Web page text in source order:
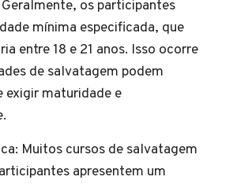
os participantes
mínima especificada, que
entre 18 e 21 anos. Isso ocorre
de salvatagem podem
exigir maturidade e
Muitos cursos de salvatagem
apresentem um